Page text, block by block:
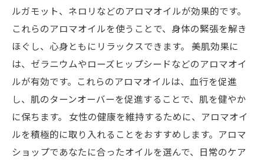
ルガモット、ネロリなどのアロマオイルが効果的です。
これらのアロマオイルを使うことで、身体の緊張を解き
ほぐし、心身ともにリラックスできます。 美肌効果に
は、ゼラニウムやローズヒップシードなどのアロマオイ
ルが有効です。これらのアロマオイルは、血行を促進
し、肌のターンオーバーを促進することで、肌を健やか
に保ちます。 女性の健康を維持するために、アロマオイ
ルを積極的に取り入れることをおすすめします。アロマ
ショップであなたに合ったオイルを選んで、日常のケア